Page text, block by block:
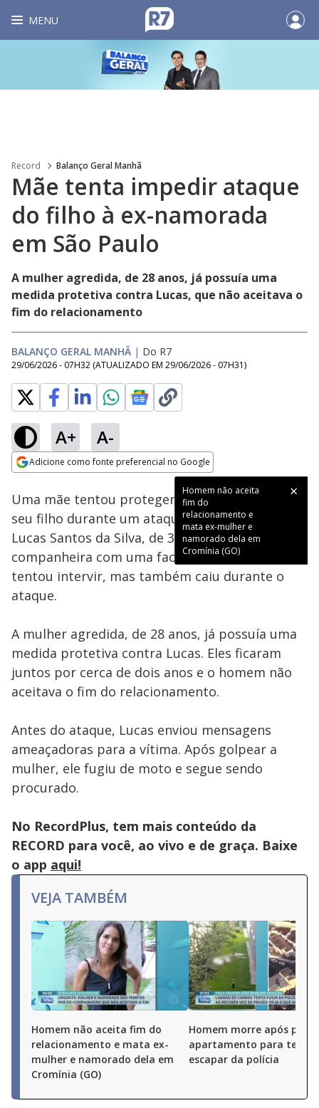
MENU
Record Balanço Geral Manhã
Mãe tenta impedir ataque
do filho à ex-namorada
em São Paulo
A mulher agredida, de 28 anos, já possuía uma
medida protetiva contra Lucas, que não aceitava o
fim do relacionamento
BALANÇO GERAL MANHÃ | Do R7
29/06/2026 - 07H32 (ATUALIZADO EM 29/06/2026 - 07H31)
A+ A-
Adicione como fonte preferencial no Google
Homem não aceita
fim do
relacionamento e
mata ex-mulher e
namorado dela em
Cromínia (GO)
Ativar
:
38.49%
Uma mãe tentou proteger a ex-namorada de
seu filho durante um ataque em São Paulo.
Lucas Santos da Silva, de 30 anos, golpeou a ex-
companheira com uma faca. A mãe do homem
tentou intervir, mas também caiu durante o
ataque.
A mulher agredida, de 28 anos, já possuía uma
medida protetiva contra Lucas. Eles ficaram
juntos por cerca de dois anos e o homem não
aceitava o fim do relacionamento.
Antes do ataque, Lucas enviou mensagens
ameaçadoras para a vítima. Após golpear a
mulher, ele fugiu de moto e segue sendo
procurado.
No RecordPlus, tem mais conteúdo da
RECORD para você, ao vivo e de graça. Baixe
o app aqui!
VEJA TAMBÉM
Homem não aceita fim do
relacionamento e mata ex-
mulher e namorado dela em
Cromínia (GO)
Homem morre após
apartamento para tentar
escapar da polícia